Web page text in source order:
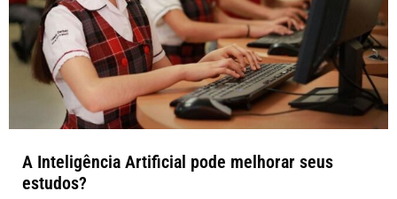
A Inteligência Artificial pode melhorar seus
estudos?